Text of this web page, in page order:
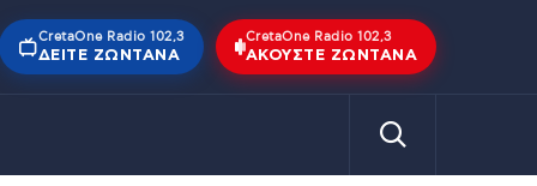
CretaOne Radio 102,3
ΔΕΊΤΕ ΖΩΝΤΑΝΆ
CretaOne Radio 102,3
ΑΚΟΎΣΤΕ ΖΩΝΤΑΝΆ